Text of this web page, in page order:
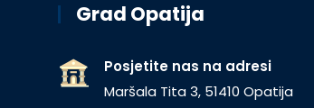
Grad Opatija
Posjetite nas na adresi
Maršala Tita 3, 51410 Opatija